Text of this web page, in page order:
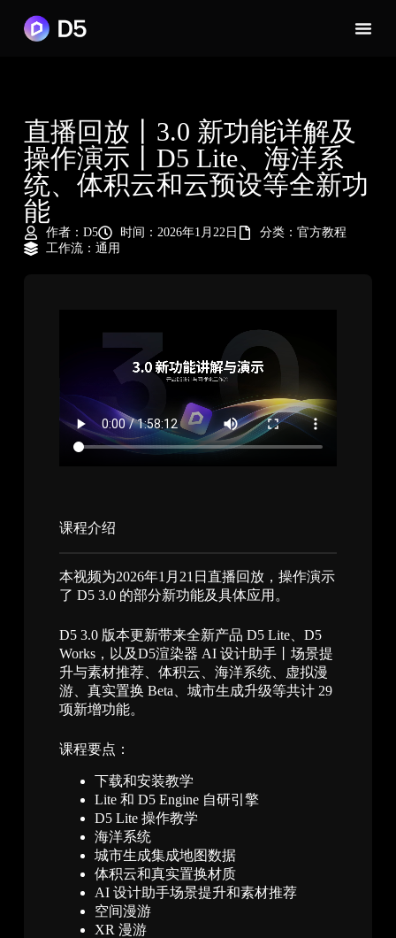
直播回放丨3.0 新功能详解及
操作演示丨D5 Lite、海洋系
统、体积云和云预设等全新功
能
作者： D5 时间：2026年1月22日 分类： 官方教程
工作流： 通用
课程介绍​
本视频为2026年1月21日直播回放，操作演示
了 D5 3.0 的部分新功能及具体应用。
D5 3.0 版本更新带来全新产品 D5 Lite、D5
Works，以及D5渲染器 AI 设计助手丨场景提
升与素材推荐、体积云、海洋系统、虚拟漫
游、真实置换 Beta、城市生成升级等共计 29
项新增功能。
课程要点：
下载和安装教学
Lite 和 D5 Engine 自研引擎
D5 Lite 操作教学
海洋系统
城市生成集成地图数据
体积云和真实置换材质
AI 设计助手场景提升和素材推荐
空间漫游
XR 漫游